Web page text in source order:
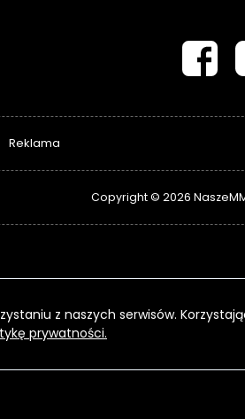
Reklama
Copyright © 2026
z naszych serwisów.
prywatności.